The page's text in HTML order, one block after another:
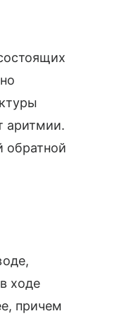
аритмии.
обратной
ходе
причем